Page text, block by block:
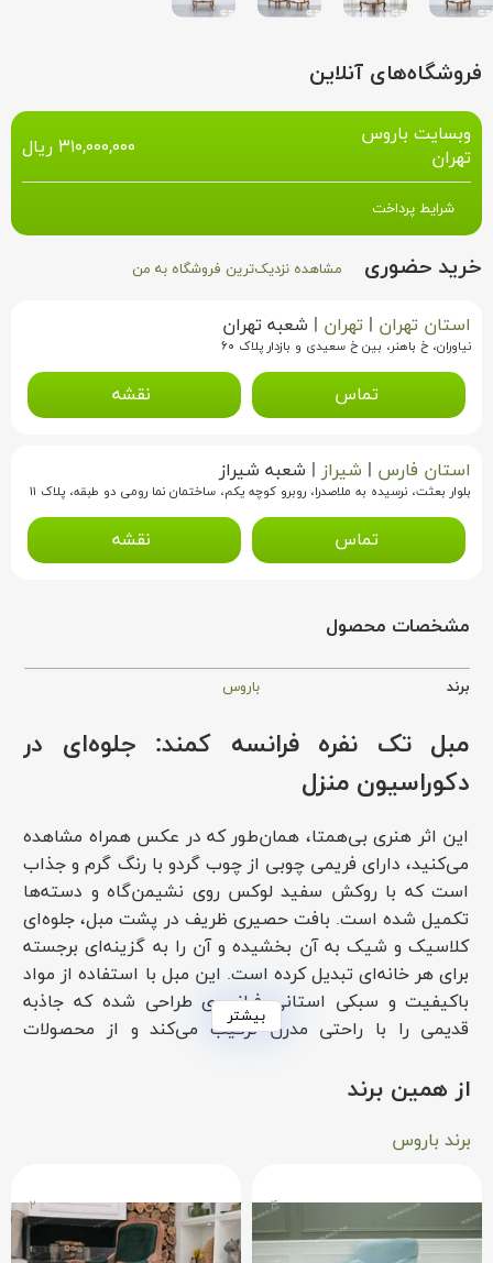
فروشگاه‌های آنلاین
وبسایت باروس
تهران
۳۱۰,۰۰۰,۰۰۰ ریال
شرایط پرداخت
خرید حضوری مشاهده نزدیک‌ترین فروشگاه به من
استان تهران | تهران | شعبه تهران
نیاوران، خ باهنر، بین خ سعیدی و بازدار پلاک ۶۰
تماس نقشه
استان فارس | شیراز | شعبه شیراز
بلوار بعثت، نرسیده به ملاصدرا، روبرو کوچه یکم، ساختمان نما رومی دو طبقه، پلاک ۱۱
تماس نقشه
مشخصات محصول
برند باروس
مبل تک نفره فرانسه کمند: جلوه‌ای در
دکوراسیون منزل
این اثر هنری بی‌همتا، همان‌طور که در عکس همراه مشاهده
می‌کنید، دارای فریمی چوبی از چوب گردو با رنگ گرم و جذاب
است که با روکش سفید لوکس روی نشیمن‌گاه و دسته‌ها
تکمیل شده است. بافت حصیری ظریف در پشت مبل، جلوه‌ای
کلاسیک و شیک به آن بخشیده و آن را به گزینه‌ای برجسته
برای هر خانه‌ای تبدیل کرده است. این مبل با استفاده از مواد
باکیفیت و سبکی استانی فرانسوی طراحی شده که جاذبه
قدیمی را با راحتی مدرن ترکیب می‌کند و از محصولات
برجسته، ارزش خود را به نمایش می‌گذارد. ساخته شده از
چوب گردوی جامد، دوام و بافت طبیعی غنی را ارائه می‌دهد
که از مواد مصنوعی محصولات ارزان‌تر برتری دارد. روکش
بیشتر
از همین برند
برند باروس
۴ ۲